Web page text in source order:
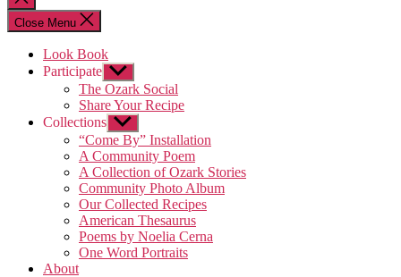
search
Close Menu
Look Book
Participate Show
sub
menu
The Ozark Social
Share Your Recipe
Collections Show
sub
menu
“Come By” Installation
A Community Poem
A Collection of Ozark Stories
Community Photo Album
Our Collected Recipes
American Thesaurus
Poems by Noelia Cerna
One Word Portraits
About